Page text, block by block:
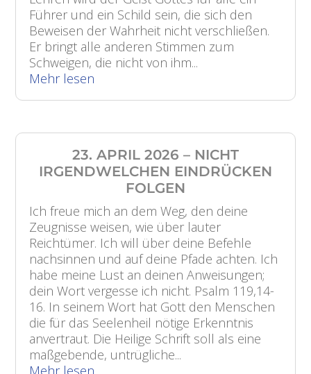
Führer und ein Schild sein, die sich den
Beweisen der Wahrheit nicht verschließen.
Er bringt alle anderen Stimmen zum
Schweigen, die nicht von ihm...
Mehr lesen
23. APRIL 2026 – NICHT
IRGENDWELCHEN EINDRÜCKEN
FOLGEN
Ich freue mich an dem Weg, den deine
Zeugnisse weisen, wie über lauter
Reichtümer. Ich will über deine Befehle
nachsinnen und auf deine Pfade achten. Ich
habe meine Lust an deinen Anweisungen;
dein Wort vergesse ich nicht. Psalm 119,14-
16. In seinem Wort hat Gott den Menschen
die für das Seelenheil nötige Erkenntnis
anvertraut. Die Heilige Schrift soll als eine
maßgebende, untrügliche...
Mehr lesen